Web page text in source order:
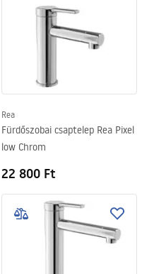
Rea
Fürdőszobai csaptelep Rea Pixel
low Chrom
22 800 Ft